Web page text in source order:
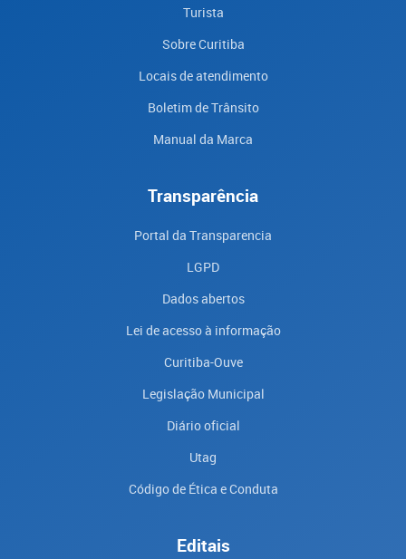
Turista
Sobre Curitiba
Locais de atendimento
Boletim de Trânsito
Manual da Marca
Transparência
Portal da Transparencia
LGPD
Dados abertos
Lei de acesso à informação
Curitiba-Ouve
Legislação Municipal
Diário oficial
Utag
Código de Ética e Conduta
Editais